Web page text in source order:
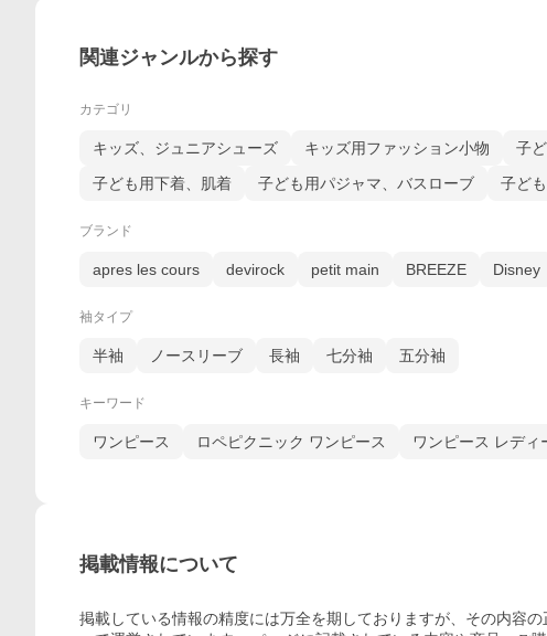
関連ジャンルから探す
カテゴリ
キッズ、ジュニアシューズ キッズ用ファッション小物 子
子ども用下着、肌着
子ども用パジャマ、バスローブ 子ど
ブランド
apres les cours devirock petit main BREEZE Disney
袖タイプ
半袖 ノースリーブ 長袖 七分袖 五分袖
キーワード
ワンピース ロペピクニック ワンピース ワンピース レディ
掲載情報について
掲載している情報の精度には万全を期しておりますが、その内容